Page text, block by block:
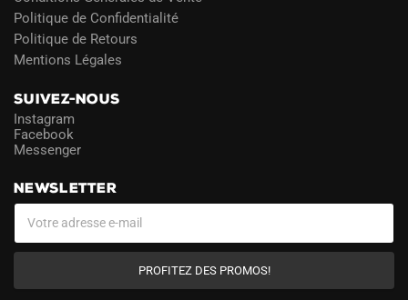
Politique de Confidentialité
Politique de Retours
Mentions Légales
SUIVEZ-NOUS
Instagram
Facebook
Messenger
NEWSLETTER
PROFITEZ DES PROMOS!